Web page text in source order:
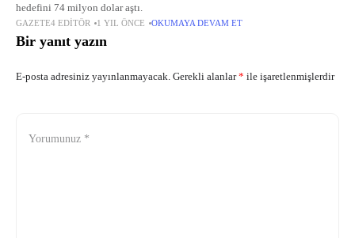
hedefini 74 milyon dolar aştı.
GAZETE4 EDITÖR 1 YIL ÖNCE OKUMAYA DEVAM ET
Bir yanıt yazın
E-posta adresiniz yayınlanmayacak. Gerekli alanlar* ile işaretlenmişlerdir